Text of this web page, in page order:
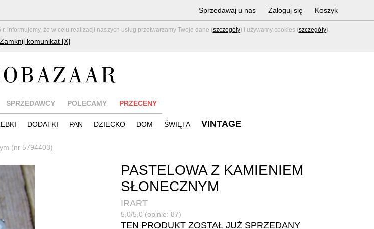
że w celu realizacji naszych usług przetwarzamy Twoje dane (szczegóły) i używamy cookies (szczegóły).
Zamknij komunikat [X]
Sprzedawaj u nas Zaloguj się Koszyk
SPRZEDAWCY POLECAMY PRZECENY
DODATKI PAN DZIECKO DOM ŚWIĘTA VINTAGE
(nr 5794403)
PASTELOWA Z KAMIENIEM
SŁONECZNYM
IRART
5,0/5,0 (opinie: 87)
TEN PRODUKT ZOSTAŁ JUŻ SPRZEDANY